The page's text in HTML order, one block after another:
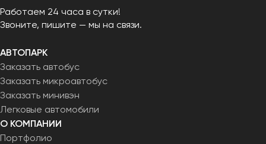
Работаем 24 часа в сутки!
Звоните, пишите — мы на связи.
АВТОПАРК
Заказать автобус
Заказать микроавтобус
Заказать минивэн
Легковые автомобили
О КОМПАНИИ
Портфолио